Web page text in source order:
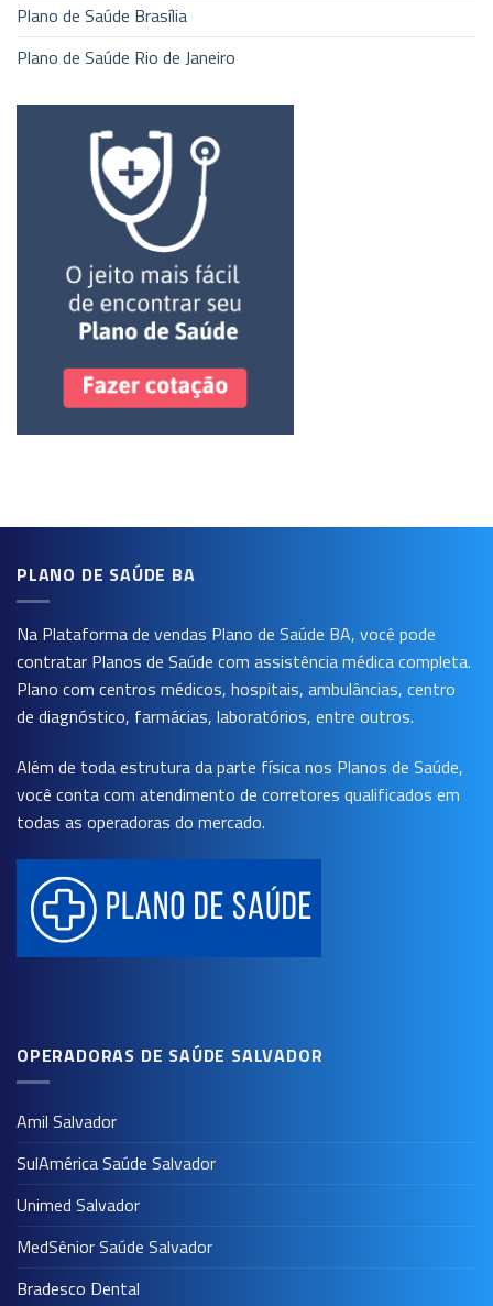
Plano de Saúde Brasília
Plano de Saúde Rio de Janeiro
PLANO DE SAÚDE BA
Na Plataforma de vendas Plano de Saúde BA, você pode
contratar Planos de Saúde com assistência médica completa.
Plano com centros médicos, hospitais, ambulâncias, centro
de diagnóstico, farmácias, laboratórios, entre outros.
Além de toda estrutura da parte física nos Planos de Saúde,
você conta com atendimento de corretores qualificados em
todas as operadoras do mercado.
OPERADORAS DE SAÚDE SALVADOR
Amil Salvador
SulAmérica Saúde Salvador
Unimed Salvador
MedSênior Saúde Salvador
Bradesco Dental